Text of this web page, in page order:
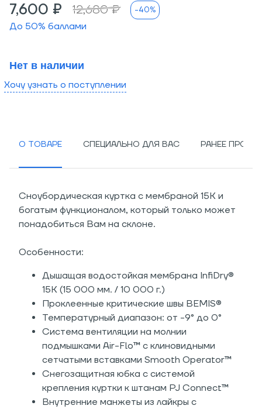
7,600 ₽ 12,680 ₽ -40%
До 50% баллами
Нет в наличии
Хочу узнать о поступлении
О ТОВАРЕ СПЕЦИАЛЬНО ДЛЯ ВАС РАНЕЕ
Сноубордическая куртка с мембраной 15K и
богатым функционалом, который только может
понадобиться Вам на склоне.
Особенности:
Дышащая водостойкая мембрана InfiDry®
15K (15 000 мм. / 10 000 г.)
Проклеенные критические швы BEMIS®
Температурный диапазон: от -9° до 0°
Система вентиляции на молнии
подмышками Air-Flo™ с клиновидными
сетчатыми вставками Smooth Operator™
Снегозащитная юбка с системой
крепления куртки к штанам PJ Connect™
Внутренние манжеты из лайкры с